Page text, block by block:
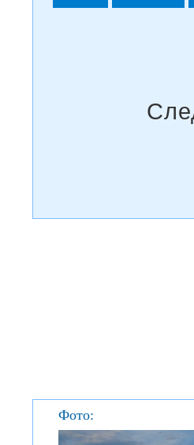
Фото: